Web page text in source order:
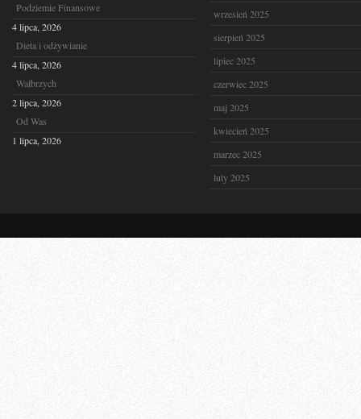
Podziemie Finansowe
4 lipca, 2026
Dieta i odżywianie
4 lipca, 2026
Wałbrzych
2 lipca, 2026
Od Was
1 lipca, 2026
wrzesień 2025
sierpień 2025
lipiec 2025
czerwiec 2025
maj 2025
kwiecień 2025
marzec 2025
luty 2025